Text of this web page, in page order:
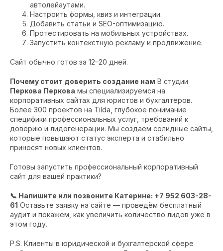
автолейаутами.
Настроить формы, квиз и интеграции.
Добавить статьи и SEO-оптимизацию.
Протестировать на мобильных устройствах.
Запустить контекстную рекламу и продвижение.
Сайт обычно готов за 12–20 дней.
Почему стоит доверить создание нам В студии
Перкова Перкова мы специализируемся на
корпоративных сайтах для юристов и бухгалтеров.
Более 300 проектов на Tilda, глубокое понимание
специфики профессиональных услуг, требований к
доверию и лидогенерации. Мы создаём солидные сайты,
которые повышают статус эксперта и стабильно
приносят новых клиентов.
Готовы запустить профессиональный корпоративный
сайт для вашей практики?
📞 Напишите или позвоните Катерине: +7 952 603-28-
61 Оставьте заявку на сайте — проведём бесплатный
аудит и покажем, как увеличить количество лидов уже в
этом году.
P.S. Клиенты в юридической и бухгалтерской сфере